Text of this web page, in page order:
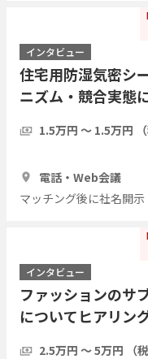
インタビュー
住宅用防湿気密シ
ニズム・競合実態
グしたい
1.5万円 〜 1.5万円 （
電話・Web会議
マッチング後に社名開示
インタビュー
ファッションのサ
についてヒアリン
2.5万円 〜 5万円 （税